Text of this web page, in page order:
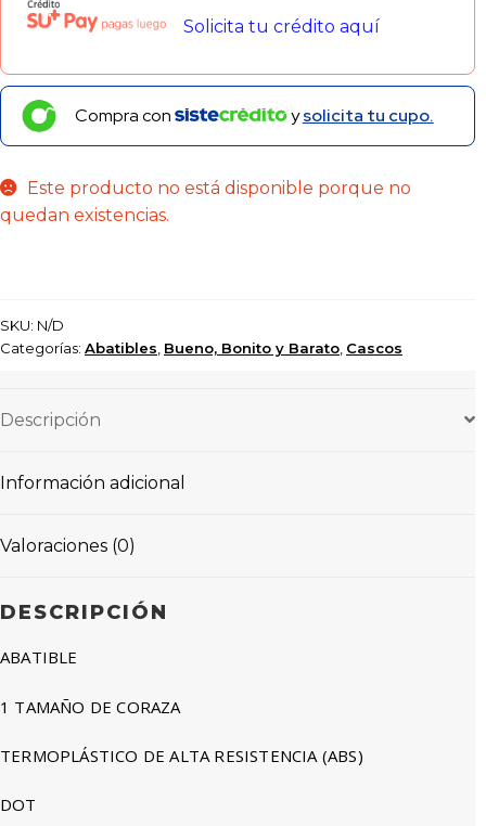
Solicita tu crédito aquí
Compra con ysolicita tu cupo.
Este producto no está disponible porque no
quedan existencias.
SKU: N/D
Categorías: Abatibles Bueno, Bonito y Barato Cascos
Descripción
Información adicional
Valoraciones (0)
DESCRIPCIÓN
ABATIBLE
1 TAMAÑO DE CORAZA
TERMOPLÁSTICO DE ALTA RESISTENCIA (ABS)
DOT